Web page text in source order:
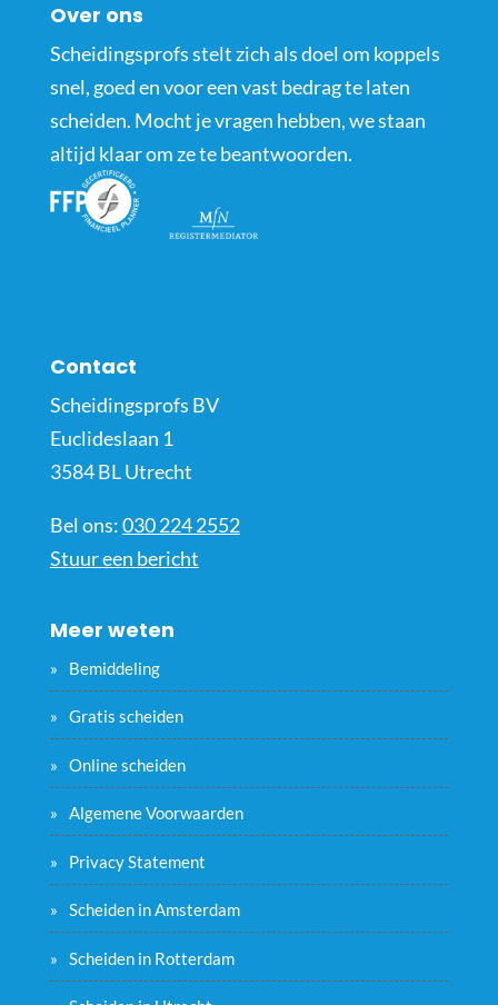
Over ons
Scheidingsprofs stelt zich als doel om koppels
snel, goed en voor een vast bedrag te laten
scheiden. Mocht je vragen hebben, we staan
altijd klaar om ze te beantwoorden.
Contact
Scheidingsprofs BV
Euclideslaan 1
3584 BL Utrecht
Bel ons:030 224 2552
Stuur een bericht
Meer weten
Bemiddeling
Gratis scheiden
Online scheiden
Algemene Voorwaarden
Privacy Statement
Scheiden in Amsterdam
Scheiden in Rotterdam